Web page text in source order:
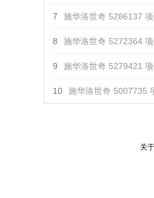
7 施华洛世奇 5286137
8 施华洛世奇 5272364
9 施华洛世奇 5279421
10 施华洛世奇 5007735
关